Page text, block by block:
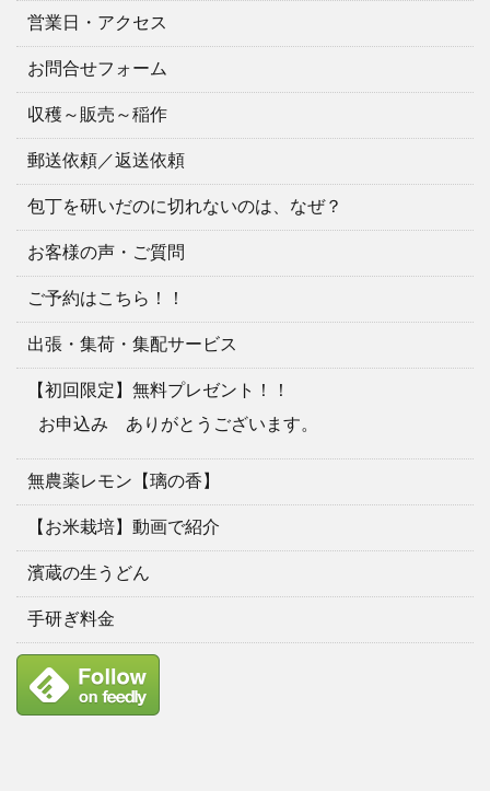
営業日・アクセス
お問合せフォーム
収穫～販売～稲作
郵送依頼／返送依頼
包丁を研いだのに切れないのは、なぜ？
お客様の声・ご質問
ご予約はこちら！！
出張・集荷・集配サービス
【初回限定】無料プレゼント！！
お申込み ありがとうございます。
無農薬レモン【璃の香】
【お米栽培】動画で紹介
濱蔵の生うどん
手研ぎ料金